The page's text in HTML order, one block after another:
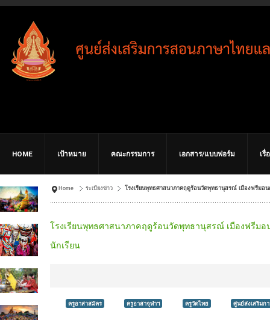
HOME เป้าหมาย คณะกรรมการ เอกสาร/แบบฟอร์ม เรื่
Home ระเบียงข่าว โรงเรียนพุทธศาสนาภาคฤดูร้อนวัดพุทธานุสรณ์ เมืองฟรีมอ
โรงเรียนพุทธศาสนาภาคฤดูร้อนวัดพุทธานุสรณ์ เมืองฟรีม
นักเรียน
ครูอาสาสมัคร ครูอาสาจุฬาฯ ครูวัดไทย ศูนย์ส่งเสริมก